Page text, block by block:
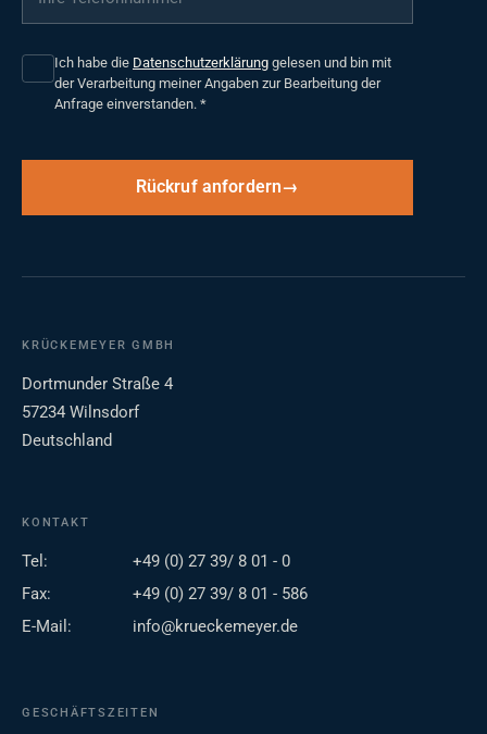
Ich habe die Datenschutzerklärung gelesen und bin mit
der Verarbeitung meiner Angaben zur Bearbeitung der
Anfrage einverstanden. *
Rückruf anfordern
KRÜCKEMEYER GMBH
Dortmunder Straße 4
57234 Wilnsdorf
Deutschland
KONTAKT
Tel:
+49 (0) 27 39/ 8 01 - 0
Fax:
+49 (0) 27 39/ 8 01 - 586
E-Mail:
info@krueckemeyer.de
GESCHÄFTSZEITEN